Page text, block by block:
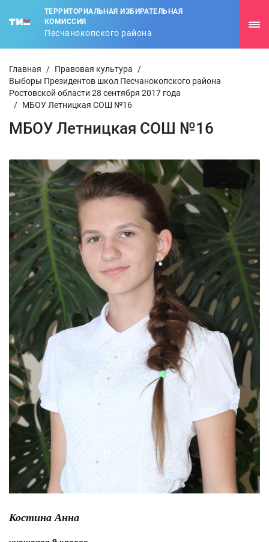
ТЕРРИТОРИАЛЬНАЯ ИЗБИРАТЕЛЬНАЯ
КОМИССИЯ
Песчанокопского района
Главная / Правовая культура
/
Выборы Президентов школ Песчанокопского района
Ростовской области 28 сентября 2017 года
/ МБОУ Летницкая СОШ №16
МБОУ Летницкая СОШ №16
Костина Анна